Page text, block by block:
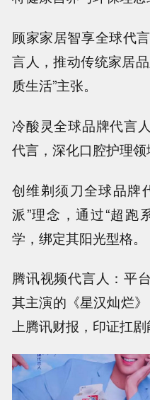
顾家家居智享全球代
言人，推动传统家居
质生活”主张。
冷酸灵全球品牌代言
代言，深化口腔护理领
创维剃须刀全球品牌
派”理念，通过“超跑
学，绑定其阳光型格。
腾讯视频代言人：平
其主演的《星汉灿烂
上腾讯财报，印证扛剧